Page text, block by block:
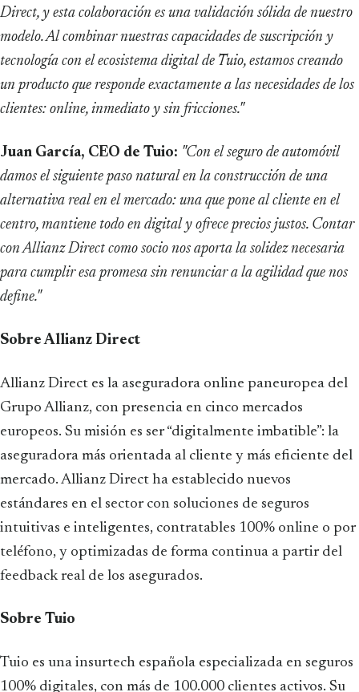
Direct, y esta colaboración es una validación sólida de nuestro
modelo. Al combinar nuestras capacidades de suscripción y
tecnología con el ecosistema digital de Tuio, estamos creando
un producto que responde exactamente a las necesidades de los
clientes: online, inmediato y sin fricciones."
Juan García, CEO de Tuio: "Con el seguro de automóvil
damos el siguiente paso natural en la construcción de una
alternativa real en el mercado: una que pone al cliente en el
centro, mantiene todo en digital y ofrece precios justos. Contar
con Allianz Direct como socio nos aporta la solidez necesaria
para cumplir esa promesa sin renunciar a la agilidad que nos
define."
Sobre Allianz Direct
Allianz Direct es la aseguradora online paneuropea del
Grupo Allianz, con presencia en cinco mercados
europeos. Su misión es ser “digitalmente imbatible”: la
aseguradora más orientada al cliente y más eficiente del
mercado. Allianz Direct ha establecido nuevos
estándares en el sector con soluciones de seguros
intuitivas e inteligentes, contratables 100% online o por
teléfono, y optimizadas de forma continua a partir del
feedback real de los asegurados.
Sobre Tuio
Tuio es una insurtech española especializada en seguros
100% digitales, con más de 100.000 clientes activos. Su